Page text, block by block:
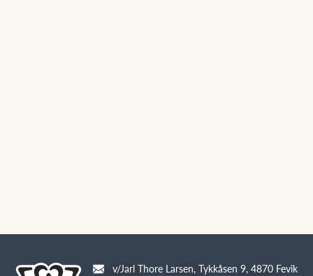
v/Jarl Thore Larsen, Tykkåsen 9, 4870 Fevik